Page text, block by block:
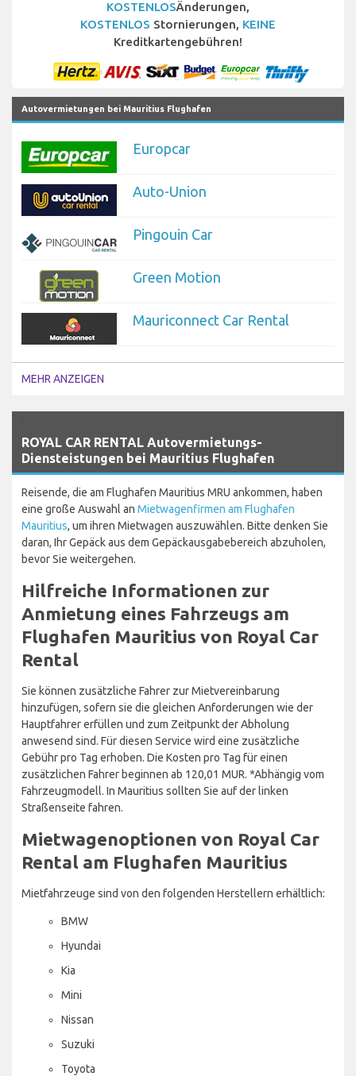
KOSTENLOSÄnderungen,
KOSTENLOS Stornierungen, KEINE
Kreditkartengebühren!
Autovermietungen bei Mauritius Flughafen
Europcar
Auto-Union
Pingouin Car
Green Motion
Mauriconnect Car Rental
MEHR ANZEIGEN
ROYAL CAR RENTAL Autovermietungs-
Diensteistungen bei Mauritius Flughafen
Reisende, die am Flughafen Mauritius MRU ankommen, haben
eine große Auswahl an Mietwagenfirmen am Flughafen
Mauritius, um ihren Mietwagen auszuwählen. Bitte denken Sie
daran, Ihr Gepäck aus dem Gepäckausgabebereich abzuholen,
bevor Sie weitergehen.
Hilfreiche Informationen zur
Anmietung eines Fahrzeugs am
Flughafen Mauritius von Royal Car
Rental
Sie können zusätzliche Fahrer zur Mietvereinbarung
hinzufügen, sofern sie die gleichen Anforderungen wie der
Hauptfahrer erfüllen und zum Zeitpunkt der Abholung
anwesend sind. Für diesen Service wird eine zusätzliche
Gebühr pro Tag erhoben. Die Kosten pro Tag für einen
zusätzlichen Fahrer beginnen ab 120,01 MUR. *Abhängig vom
Fahrzeugmodell. In Mauritius sollten Sie auf der linken
Straßenseite fahren.
Mietwagenoptionen von Royal Car
Rental am Flughafen Mauritius
Mietfahrzeuge sind von den folgenden Herstellern erhältlich:
BMW
Hyundai
Kia
Mini
Nissan
Suzuki
Toyota